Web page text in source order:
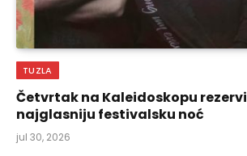
TUZLA
Četvrtak na Kaleidoskopu
najglasniju festivalsku noć
jul 30, 2026